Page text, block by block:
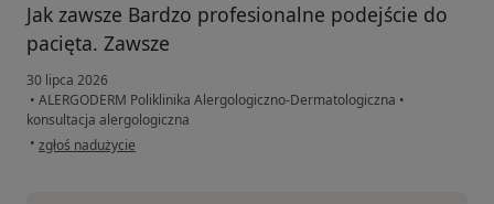
Jak zawsze Bardzo profesionalne podejście do
pacięta. Zawsze
30 lipca 2026
• ALERGODERM Poliklinika Alergologiczno-Dermatologiczna •
konsultacja alergologiczna
• w opinii użytkownika Khawar
zgłoś nadużycie